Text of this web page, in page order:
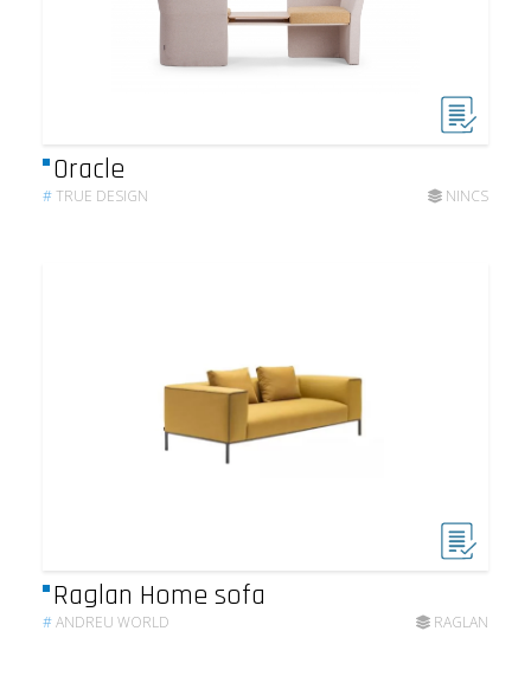
Oracle
#TRUE DESIGN NINCS
Raglan Home sofa
#ANDREU WORLD RAGLAN